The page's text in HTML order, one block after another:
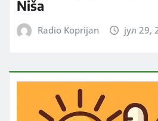
Niša
Radio Koprijan јул 29,